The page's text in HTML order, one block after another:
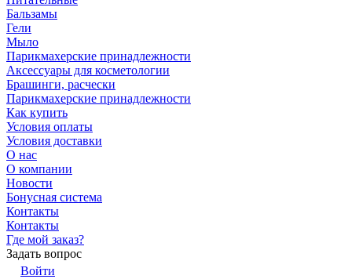
Бальзамы
Гели
Мыло
Парикмахерские принадлежности
Аксессуары для косметологии
Брашинги, расчески
Парикмахерские принадлежности
Как купить
Условия оплаты
Условия доставки
О нас
О компании
Новости
Бонусная система
Контакты
Контакты
Где мой заказ?
Задать вопрос
Войти